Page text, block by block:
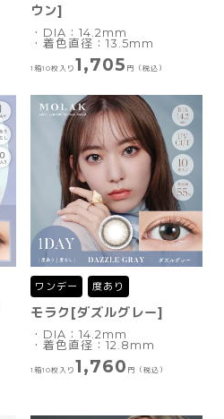
ウン]
・DIA：14.2mm
・着色直径：13.5mm
1箱10枚入り 1,705 円（税込）
ワンデー 度あり
モラク[ダズルグレー]
・DIA：14.2mm
・着色直径：12.8mm
1箱10枚入り 1,760 円（税込）